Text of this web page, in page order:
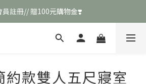
註冊// 贈100元購物金❣️
註冊// 贈100元購物金❣️
募\\ 回答數字 領取50元折扣碼 //
約款雙人五尺寢室